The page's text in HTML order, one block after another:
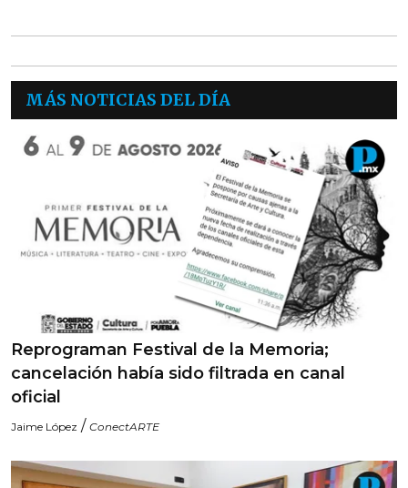
MÁS NOTICIAS DEL DÍA
Reprograman Festival de la Memoria;
cancelación había sido filtrada en canal
oficial
Jaime López / ConectARTE